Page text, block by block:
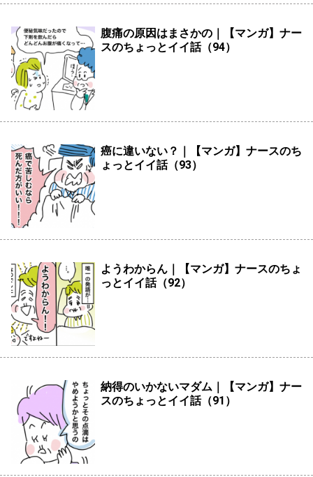
腹痛の原因はまさかの｜【マンガ】ナー
スのちょっとイイ話（94）
癌に違いない？｜【マンガ】ナースのち
ょっとイイ話（93）
ようわからん｜【マンガ】ナースのちょ
っとイイ話（92）
納得のいかないマダム｜【マンガ】ナー
スのちょっとイイ話（91）